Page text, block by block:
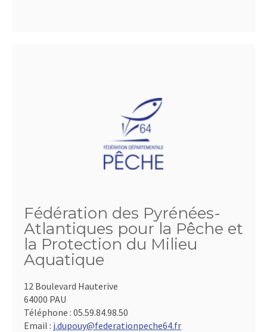
Fédération des Pyrénées-
Atlantiques pour la Pêche et
la Protection du Milieu
Aquatique
12 Boulevard Hauterive
64000 PAU
Téléphone : 05.59.84.98.50
Email : j.dupouy@federationpeche64.fr